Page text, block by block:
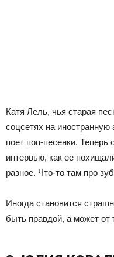
Катя Лель, чья старая
соцсетях на
поет поп-песенки. Теперь
интервью, как ее
разное. Что-то там про
Иногда становится
быть правдой, а может от